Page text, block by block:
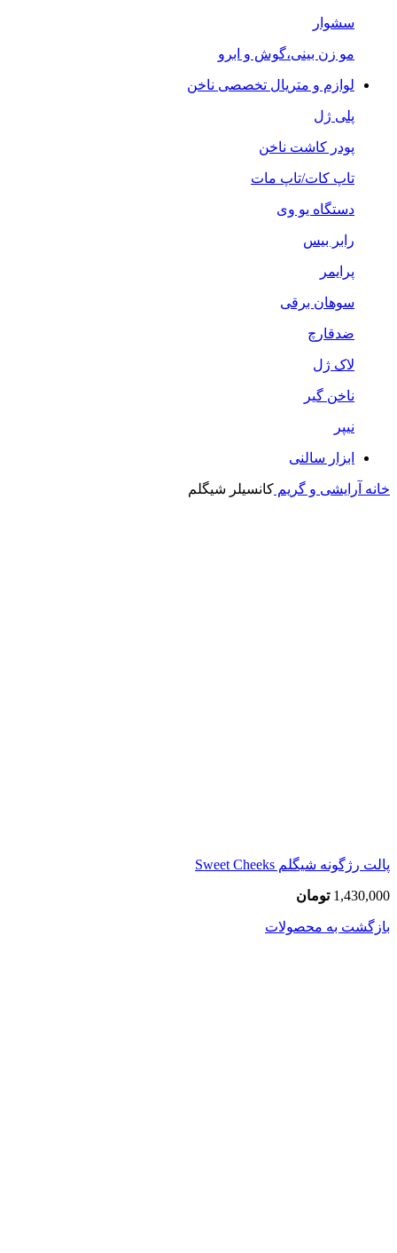
سشوار
مو زن بینی،گوش و ابرو
لوازم و متریال تخصصی ناخن
پلی ژل
پودر کاشت ناخن
تاپ کات/تاپ مات
دستگاه یو وی
رابر بیس
پرایمر
سوهان برقی
ضدقارچ
لاک ژل
ناخن گیر
نیپر
ابزار سالنی
خانه آرایشی و گریم کانسیلر شیگلم
پالت رژگونه شیگلم Sweet Cheeks
1,430,000 تومان
بازگشت به محصولات